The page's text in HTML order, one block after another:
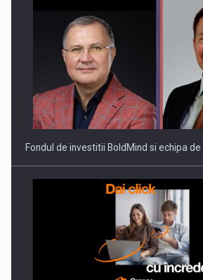
ROOTED IN ROMANIA, BUILT TO DELIVER
THE…
Fondul de investitii BoldMind si echipa de